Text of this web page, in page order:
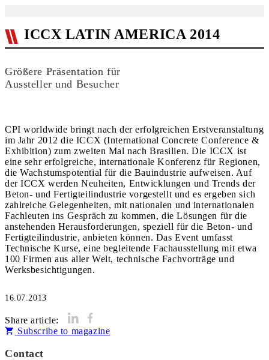
ICCX LATIN AMERICA 2014
Größere Präsentation für
Aussteller und Besucher
CPI worldwide bringt nach der erfolgreichen Erstveranstaltung
im Jahr 2012 die ICCX (International Concrete Conference &
Exhibition) zum zweiten Mal nach Brasilien. Die ICCX ist
eine sehr erfolgreiche, internationale Konferenz für Regionen,
die Wachstumspotential für die Bau­in­dustrie aufweisen. Auf
der ICCX werden Neuheiten, Entwicklungen und Trends der
Beton- und Fertigteilindustrie vorgestellt und es er­geben sich
zahlreiche Gelegenheiten, mit nationalen und internationalen
Fachleuten ins Gespräch zu kommen, die Lösungen für die
anstehenden Herausforderungen, speziell für die Beton- und
Fertigteilindustrie, anbieten können. Das Event umfasst
Technische Kurse, eine begleitende Fach­ausstellung mit etwa
100 Firmen aus aller Welt, technische Fachvorträge und
Werksbesichtigungen.
16.07.2013
Share article:
Subscribe to magazine
Contact